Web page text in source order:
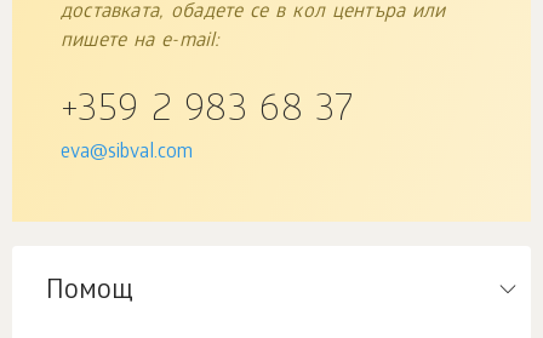
доставката, обадете се в кол центъра или
пишете на e-mail:
+359 2 983 68 37
eva@sibval.com
Помощ